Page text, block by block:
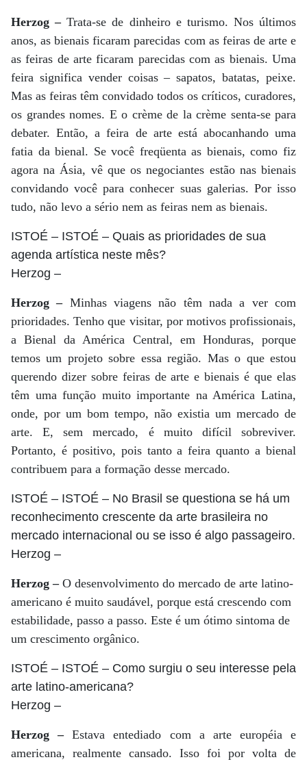
Herzog –Trata-se de dinheiro e turismo. Nos últimos
anos, as bienais ficaram parecidas com as feiras de arte e
as feiras de arte ficaram parecidas com as bienais. Uma
feira significa vender coisas – sapatos, batatas, peixe.
Mas as feiras têm convidado todos os críticos, curadores,
os grandes nomes. E o crème de la crème senta-se para
debater. Então, a feira de arte está abocanhando uma
fatia da bienal. Se você freqüenta as bienais, como fiz
agora na Ásia, vê que os negociantes estão nas bienais
convidando você para conhecer suas galerias. Por isso
tudo, não levo a sério nem as feiras nem as bienais.
ISTOÉ – ISTOÉ – Quais as prioridades de sua
agenda artística neste mês?
Herzog –
Herzog – Minhas viagens não têm nada a ver com
prioridades. Tenho que visitar, por motivos profissionais,
a Bienal da América Central, em Honduras, porque
temos um projeto sobre essa região. Mas o que estou
querendo dizer sobre feiras de arte e bienais é que elas
têm uma função muito importante na América Latina,
onde, por um bom tempo, não existia um mercado de
arte. E, sem mercado, é muito difícil sobreviver.
Portanto, é positivo, pois tanto a feira quanto a bienal
contribuem para a formação desse mercado.
ISTOÉ – ISTOÉ – No Brasil se questiona se há um
reconhecimento crescente da arte brasileira no
mercado internacional ou se isso é algo passageiro.
Herzog –
Herzog –O desenvolvimento do mercado de arte latino-
americano é muito saudável, porque está crescendo com
estabilidade, passo a passo. Este é um ótimo sintoma de
um crescimento orgânico.
ISTOÉ – ISTOÉ – Como surgiu o seu interesse pela
arte latino-americana?
Herzog –
Herzog –Estava entediado com a arte européia e
americana, realmente cansado. Isso foi por volta de